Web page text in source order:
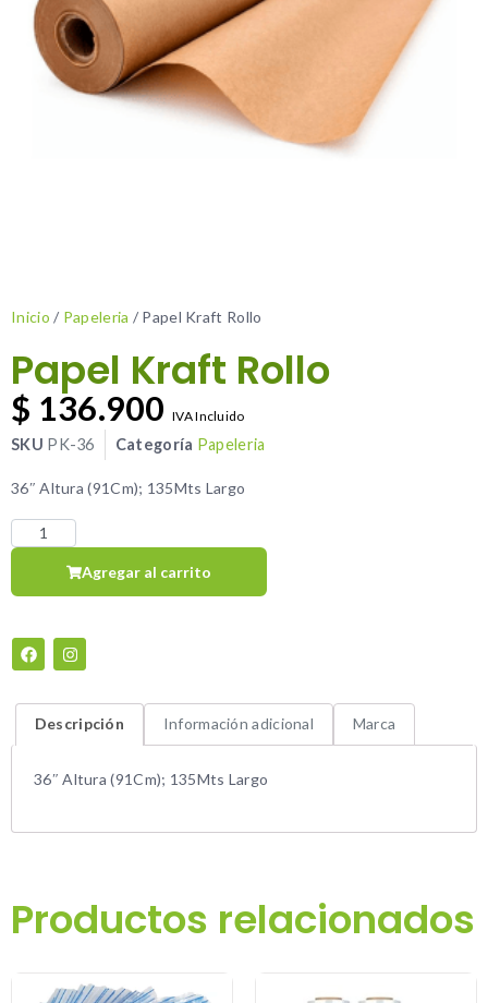
Inicio / Papeleria / Papel Kraft Rollo
Papel Kraft Rollo
$ 136.900 IVA Incluido
SKU PK-36 Categoría Papeleria
36″ Altura (91Cm); 135Mts Largo
Agregar al carrito
Descripción Información adicional Marca
36″ Altura (91Cm); 135Mts Largo
Productos relacionados